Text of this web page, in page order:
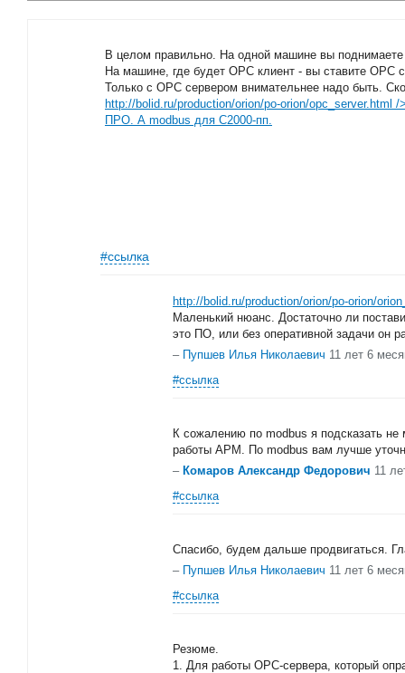
В целом правильно. На одной машине вы
На машине, где будет OPC клиент - вы ставите OPC
Только с OPC сервером внимательнее надо быть.
http://bolid.ru/production/orion/po-orion/opc_server.html /
ПРО. А modbus для C2000-пп.
#ссылка
http://bolid.ru/production/orion/po-orion/
Маленький нюанс. Достаточно ли
это ПО, или без оперативной задачи он
– Пупшев Илья Николаевич 11 лет 6
#ссылка
К сожалению по modbus я подсказать
работы АРМ. По modbus вам лучше
– Комаров Александр Федорович 11
#ссылка
Спасибо, будем дальше продвигаться.
– Пупшев Илья Николаевич 11 лет 6
#ссылка
Резюме.
1. Для работы OPC-сервера, который